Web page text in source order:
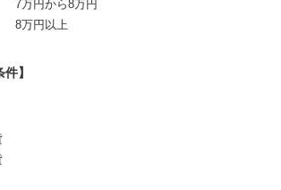
7万円から8万円
8万円以上
】